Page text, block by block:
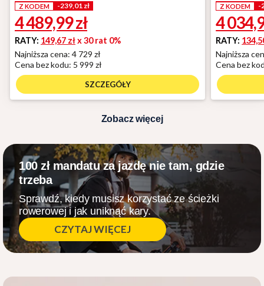
Z KODEM -239,01 zł
4 489,99zł
RATY: 149,67 złx 30 rat 0%
Najniższa cena: 4 729 zł
Cena bez kodu: 5 999 zł
SZCZEGÓŁY
Z KODEM -
4
RATY:
Najniższa
Cena bez
Zobacz więcej
100 zł mandatu za jazdę nie tam, gdzie
trzeba
Sprawdź, kiedy musisz korzystać ze ścieżki
rowerowej i jak uniknąć kary.
CZYTAJ WIĘCEJ